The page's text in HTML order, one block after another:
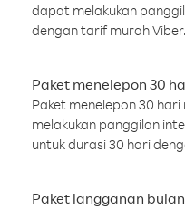
dapat melakukan
dengan tarif murah Viber.
Paket menelepon 30
Paket menelepon 30
melakukan panggilan
untuk durasi 30 hari
Paket langganan